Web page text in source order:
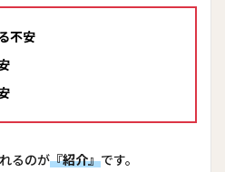
不安
るのが『紹介』です。